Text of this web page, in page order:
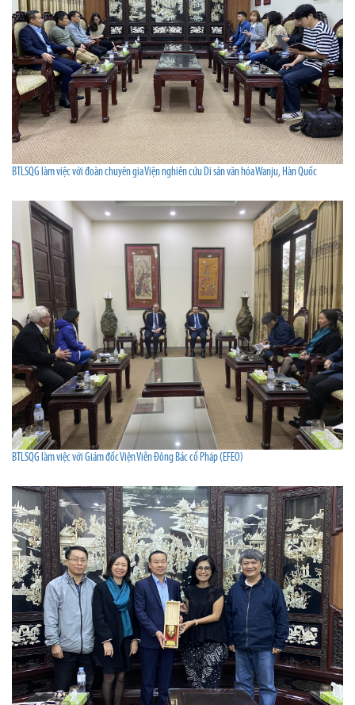
BTLSQG làm việc với đoàn chuyên gia Viện nghiên cứu Di sản văn hóa Wanju, Hàn Quốc
BTLSQG làm việc với Giám đốc Viện Viễn Đông Bác cổ Pháp (EFEO)